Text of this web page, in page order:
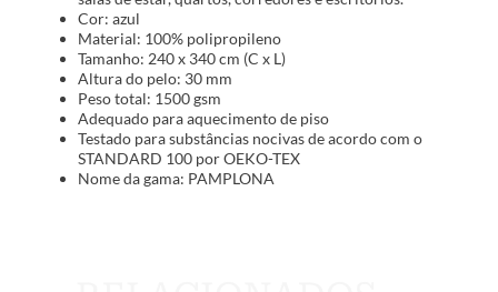
Cor: azul
Material: 100% polipropileno
Tamanho: 240 x 340 cm (C x L)
Altura do pelo: 30 mm
Peso total: 1500 gsm
Adequado para aquecimento de piso
Testado para substâncias nocivas de acordo com o
STANDARD 100 por OEKO-TEX
Nome da gama: PAMPLONA